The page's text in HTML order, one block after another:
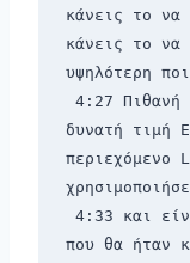
κάνεις το να
κάνεις το να
υψηλότερη
δυνατή τιμή
περιεχόμενο
που θα ήταν